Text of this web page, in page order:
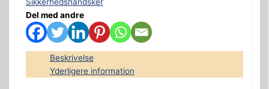
Sikkerhedshandsker
Del med andre
Beskrivelse
Yderligere information